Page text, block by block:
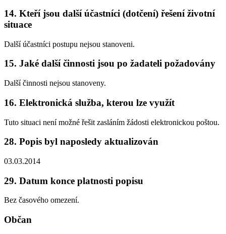
14. Kteří jsou další účastníci (dotčení) řešení životní
situace
Další účastníci postupu nejsou stanoveni.
15. Jaké další činnosti jsou po žadateli požadovány
Další činnosti nejsou stanoveny.
16. Elektronická služba, kterou lze využít
Tuto situaci není možné řešit zasláním žádosti elektronickou poštou.
28. Popis byl naposledy aktualizován
03.03.2014
29. Datum konce platnosti popisu
Bez časového omezení.
Občan